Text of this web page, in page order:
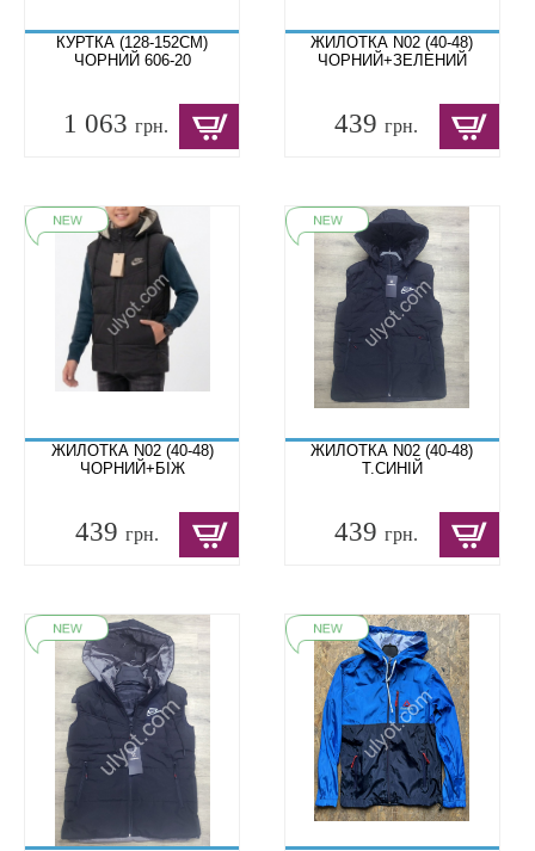
КУРТКА (128-152СМ)
ЧОРНИЙ 606-20
1 063 грн.
ЖИЛОТКА N02 (40-48)
ЧОРНИЙ+ЗЕЛЕНИЙ
439грн.
ЖИЛОТКА N02 (40-48)
ЧОРНИЙ+БІЖ
439 грн.
ЖИЛОТКА N02 (40-48)
Т.СИНІЙ
439грн.